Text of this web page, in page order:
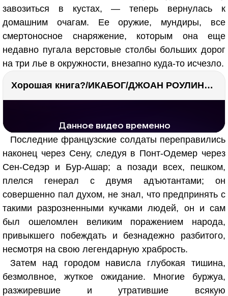
завозиться в кустах, — теперь вернулась к
домашним очагам. Ее оружие, мундиры, все
смертоносное снаряжение, которым она еще
недавно пугала верстовые столбы больших дорог
на три лье в окружности, внезапно куда-то исчезло.
Хорошая книга?/ИКАБОГ/ДЖОАН РОУЛИНГ/Есть ли смысл покупать?
Последние французские солдаты переправились
наконец через Сену, следуя в Понт-Одемер через
Сен-Седэр и Бур-Ашар; а позади всех, пешком,
плелся генерал с двумя адъютантами; он
совершенно пал духом, не знал, что предпринять с
такими разрозненными кучками людей, он и сам
был ошеломлен великим поражением народа,
привыкшего побеждать и безнадежно разбитого,
несмотря на свою легендарную храбрость.
Затем над городом нависла глубокая тишина,
безмолвное, жуткое ожидание. Многие буржуа,
разжиревшие и утратившие всякую